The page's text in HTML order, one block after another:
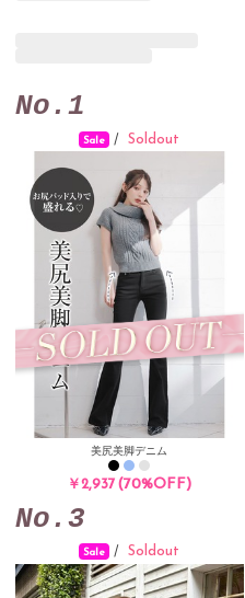
No.1
Sale /Soldout
美尻美脚デニム
￥2,937(70%OFF)
No.3
Sale /Soldout